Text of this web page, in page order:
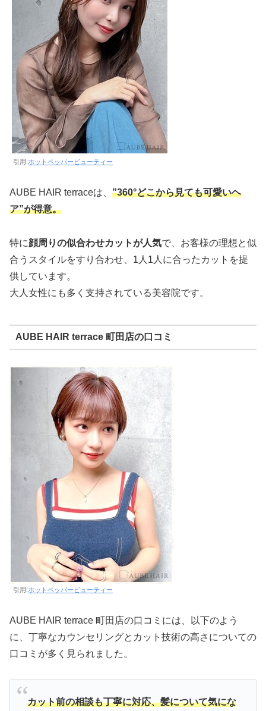
引用:ホットペッパービューティー
AUBE HAIR terraceは、 ”360°どこから見ても可愛いヘ
ア”が得意。
特に顔周りの似合わせカットが人気で、お客様の理想と似
合うスタイルをすり合わせ、1人1人に合ったカットを提
供しています。
大人女性にも多く支持されている美容院です。
AUBE HAIR terrace 町田店の口コミ
引用:ホットペッパービューティー
AUBE HAIR terrace 町田店の口コミには、以下のよう
に、丁寧なカウンセリングとカット技術の高さについての
口コミが多く見られました。
カット前の相談も丁寧に対応、髪について気にな